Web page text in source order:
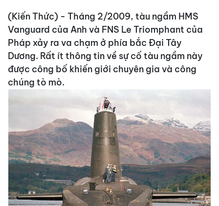
(Kiến Thức) - Tháng 2/2009, tàu ngầm HMS
Vanguard của Anh và FNS Le Triomphant của
Pháp xảy ra va chạm ở phía bắc Đại Tây
Dương. Rất ít thông tin về sự cố tàu ngầm này
được công bố khiến giới chuyên gia và công
chúng tò mò.